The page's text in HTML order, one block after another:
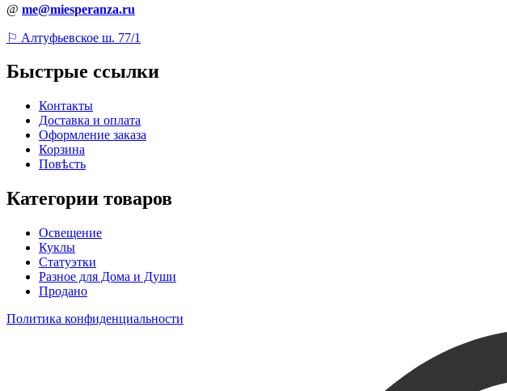
@ me@miesperanza.ru
⚐ Алтуфьевское ш. 77/1
Быстрые ссылки
Контакты
Доставка и оплата
Оформление заказа
Корзина
Повѣсть
Категории товаров
Освещение
Куклы
Статуэтки
Разное для Дома и Души
Продано
Политика конфиденциальности